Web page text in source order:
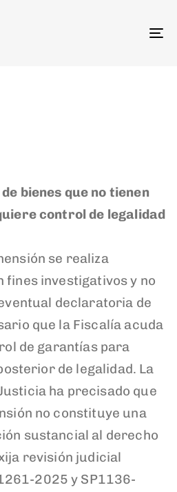
bienes que no tienen
control de legalidad
se realiza
fines investigativos y no
declaratoria de
que la Fiscalía acuda
de garantías para
de legalidad. La
ha precisado que
no constituye una
sustancial al derecho
revisión judicial
2025 y SP1136-